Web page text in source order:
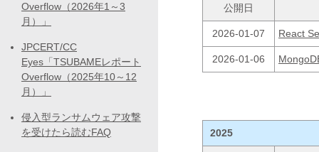
公開日
2026-01-07 React
2026-01-06
2025
Overflow（2026年1～3
月）」
JPCERT/CC
Eyes「TSUBAMEレポート
Overflow（2025年10～12
月）」
侵入型ランサムウェア攻撃
を受けたら読むFAQ